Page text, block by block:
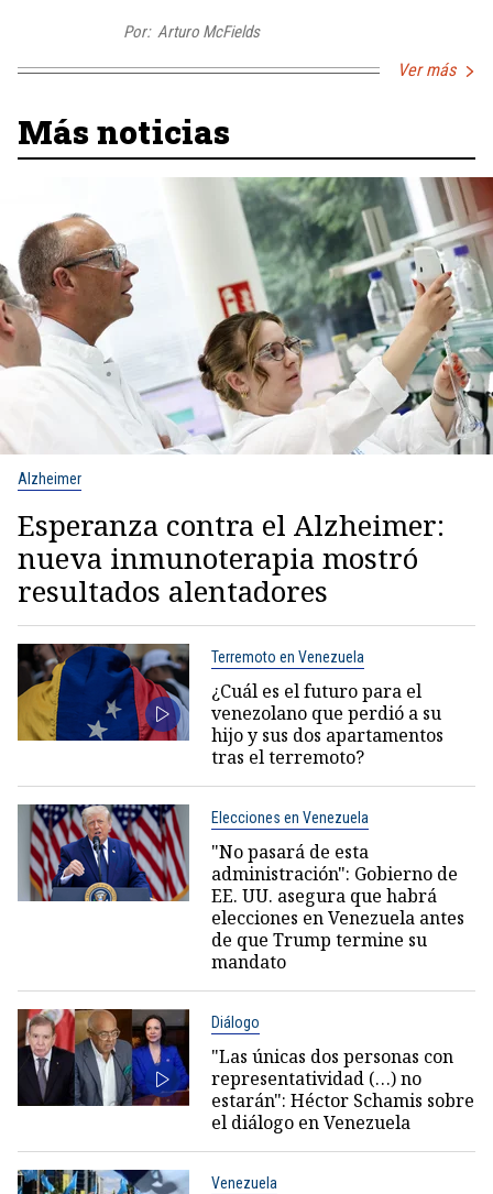
Por: Arturo McFields
Ver más
Más noticias
Alzheimer
Esperanza contra el Alzheimer:
nueva inmunoterapia mostró
resultados alentadores
Terremoto en Venezuela
¿Cuál es el futuro para el
venezolano que perdió a su
hijo y sus dos apartamentos
tras el terremoto?
Elecciones en Venezuela
"No pasará de esta
administración": Gobierno de
EE. UU. asegura que habrá
elecciones en Venezuela antes
de que Trump termine su
mandato
Diálogo
"Las únicas dos personas con
representatividad (…) no
estarán": Héctor Schamis sobre
el diálogo en Venezuela
Venezuela